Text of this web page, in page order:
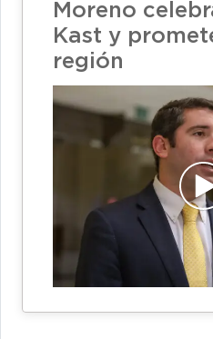
Moreno
Kast y
región